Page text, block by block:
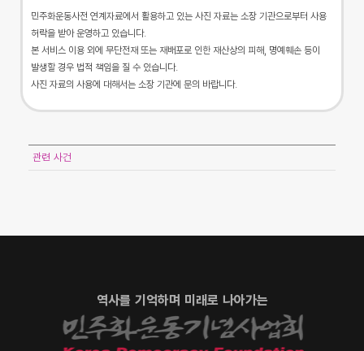
민주화운동사전 연계자료에서 활용하고 있는 사진 자료는 소장 기관으로부터 사용
허락을 받아 운영하고 있습니다.
본 서비스 이용 외에 무단전재 또는 재배포로 인한 재산상의 피해, 명예훼손 등이
발생할 경우 법적 책임을 질 수 있습니다.
사진 자료의 사용에 대해서는 소장 기관에 문의 바랍니다.
관련 사건
역사를 기억하며 미래로 나아가는